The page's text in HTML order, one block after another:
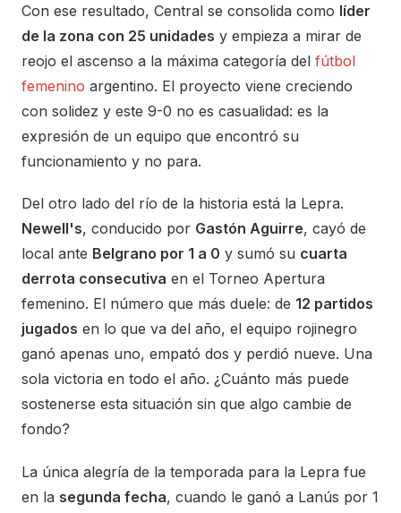
Con ese resultado, Central se consolida como líder
de la zona con 25 unidades y empieza a mirar de
reojo el ascenso a la máxima categoría del fútbol
femenino argentino. El proyecto viene creciendo
con solidez y este 9-0 no es casualidad: es la
expresión de un equipo que encontró su
funcionamiento y no para.
Del otro lado del río de la historia está la Lepra.
Newell's, conducido por Gastón Aguirre, cayó de
local ante Belgrano por 1 a 0 y sumó su cuarta
derrota consecutiva en el Torneo Apertura
femenino. El número que más duele: de 12 partidos
jugados en lo que va del año, el equipo rojinegro
ganó apenas uno, empató dos y perdió nueve. Una
sola victoria en todo el año. ¿Cuánto más puede
sostenerse esta situación sin que algo cambie de
fondo?
La única alegría de la temporada para la Lepra fue
en la segunda fecha, cuando le ganó a Lanús por 1